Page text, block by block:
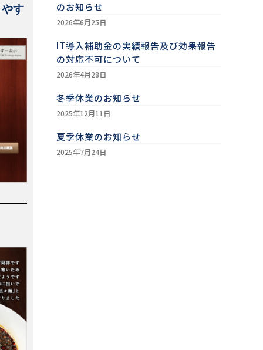
す
のお知らせ
2026年6月25日
IT導入補助金の実績報告及び効果報告
の対応不可について
2026年4月28日
冬季休業のお知らせ
2025年12月11日
夏季休業のお知らせ
2025年7月24日